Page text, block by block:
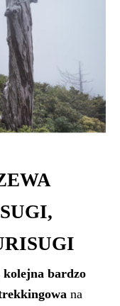
kolejna bardzo
na